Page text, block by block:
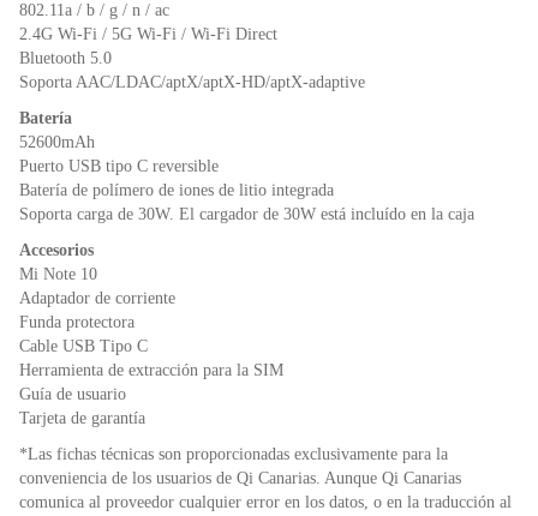
802.11a / b / g / n / ac
2.4G Wi-Fi / 5G Wi-Fi / Wi-Fi Direct
Bluetooth 5.0
Soporta AAC/LDAC/aptX/aptX-HD/aptX-adaptive
Batería
52600mAh
Puerto USB tipo C reversible
Batería de polímero de iones de litio integrada
Soporta carga de 30W. El cargador de 30W está incluído en la caja
Accesorios
Mi Note 10
Adaptador de corriente
Funda protectora
Cable USB Tipo C
Herramienta de extracción para la SIM
Guía de usuario
Tarjeta de garantía
*Las fichas técnicas son proporcionadas exclusivamente para la
conveniencia de los usuarios de Qi Canarias. Aunque Qi Canarias
comunica al proveedor cualquier error en los datos, o en la traducción al